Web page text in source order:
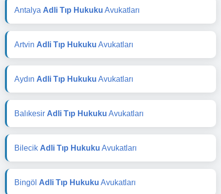
Antalya Adli Tıp Hukuku Avukatları
Artvin Adli Tıp Hukuku Avukatları
Aydın Adli Tıp Hukuku Avukatları
Balıkesir Adli Tıp Hukuku Avukatları
Bilecik Adli Tıp Hukuku Avukatları
Bingöl Adli Tıp Hukuku Avukatları